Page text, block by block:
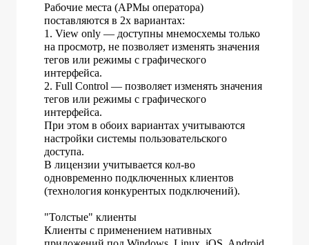
Рабочие места (АРМы оператора)
поставляются в 2х вариантах:
1. View only — доступны мнемосхемы только
на просмотр, не позволяет изменять значения
тегов или режимы с графического
интерфейса.
2. Full Control — позволяет изменять значения
тегов или режимы с графического
интерфейса.
При этом в обоих вариантах учитываются
настройки системы пользовательского
доступа.
В лицензии учитывается кол-во
одновременно подключенных клиентов
(технология конкурентых подключений).
"Толстые" клиенты
Клиенты с применением нативных